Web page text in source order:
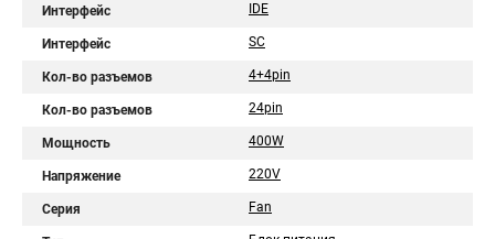
Интерфейс IDE
Интерфейс SC
Кол-во разъемов 4+4pin
Кол-во разъемов 24pin
Мощность 400W
Напряжение 220V
Серия Fan